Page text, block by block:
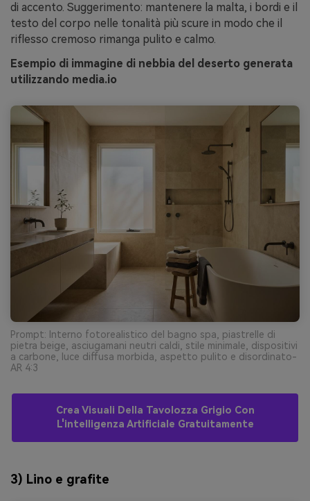
di accento. Suggerimento: mantenere la malta, i bordi e il
testo del corpo nelle tonalità più scure in modo che il
riflesso cremoso rimanga pulito e calmo.
Esempio di immagine di nebbia del deserto generata
utilizzando media.io
Prompt: Interno fotorealistico del bagno spa, piastrelle di
pietra beige, asciugamani neutri caldi, stile minimale, dispositivi
a carbone, luce diffusa morbida, aspetto pulito e disordinato-
AR 4:3
Crea Visuali Della Tavolozza Grigio Con
L'intelligenza Artificiale Gratuitamente
3) Lino e grafite